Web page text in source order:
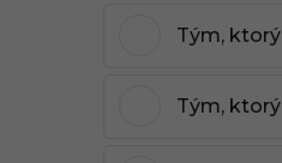
Tým,
Tým,